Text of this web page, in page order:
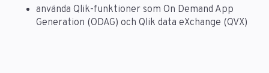
använda Qlik-funktioner som On Demand App
Generation (ODAG) och Qlik data eXchange (QVX)